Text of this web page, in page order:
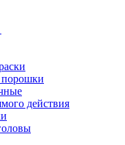
действия